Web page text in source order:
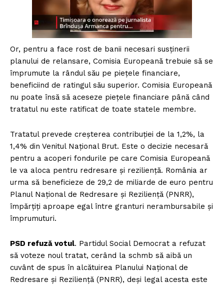
Or, pentru a face rost de banii necesari susținerii
planului de relansare, Comisia Europeană trebuie să se
împrumute la rândul său pe piețele financiare,
beneficiind de ratingul său superior. Comisia Europeană
nu poate însă să aceseze piețele financiare până când
tratatul nu este ratificat de toate statele membre.
Tratatul prevede creșterea contribuției de la 1,2%, la
1,4% din Venitul Național Brut. Este o decizie necesară
pentru a acoperi fondurile pe care Comisia Europeană
le va aloca pentru redresare și reziliență. România ar
urma să beneficieze de 29,2 de miliarde de euro pentru
Planul Național de Redresare şi Rezilienţă (PNRR),
împărțiți aproape egal între granturi nerambursabile și
împrumuturi.
PSD refuză votul. Partidul Social Democrat a refuzat
să voteze noul tratat, cerând la schmb să aibă un
cuvânt de spus în alcătuirea Planului Național de
Redresare şi Rezilienţă (PNRR), deși legal acesta este